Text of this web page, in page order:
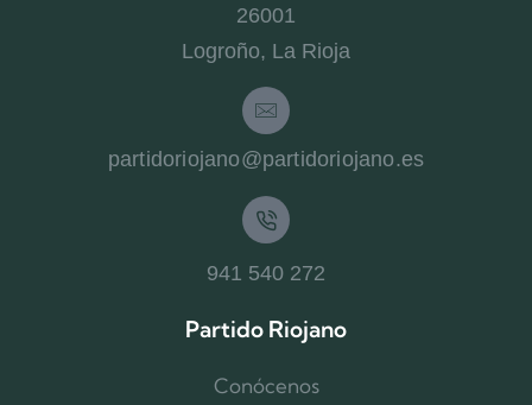
26001
Logroño, La Rioja
partidoriojano@partidoriojano.es
941 540 272
Partido Riojano
Conócenos